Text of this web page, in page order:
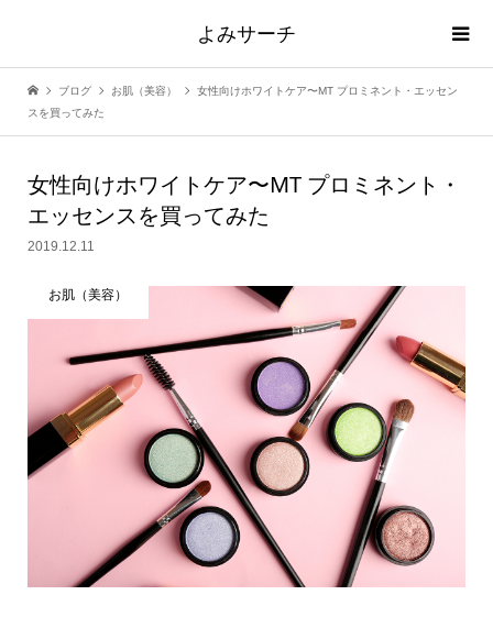
よみサーチ
ブログ お肌（美容）
女性向けホワイトケア〜MT プロミネント・エッセン
スを買ってみた
女性向けホワイトケア〜MT プロミネント・
エッセンスを買ってみた
2019.12.11
お肌（美容）